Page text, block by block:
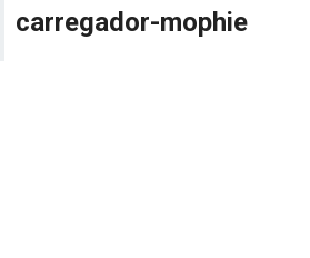
carregador-mophie